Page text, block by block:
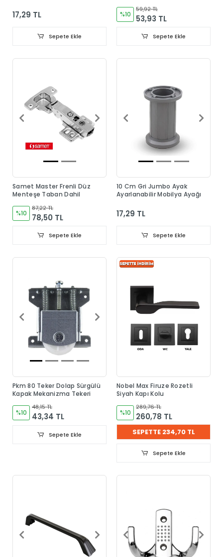
17,29 TL
Sepete Ekle
%10
59,92 TL
53,93 TL
Sepete Ekle
Samet Master Frenli Düz
Menteşe Taban Dahil
%10
87,22 TL
78,50 TL
Sepete Ekle
10 Cm Gri Jumbo Ayak
Ayarlanabilir Mobilya Ayağı
17,29 TL
Sepete Ekle
Pkm 80 Teker Dolap Sürgülü
Kapak Mekanizma Tekeri
%10
48,15 TL
43,34 TL
Sepete Ekle
Nobel Max Firuze Rozetli
Siyah Kapı Kolu
%10
289,76 TL
260,78 TL
SEPETTE 234,70 TL
Sepete Ekle